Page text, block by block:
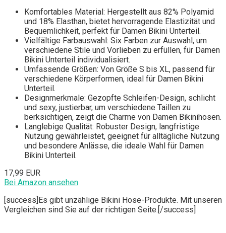
Komfortables Material: Hergestellt aus 82% Polyamid
und 18% Elasthan, bietet hervorragende Elastizität und
Bequemlichkeit, perfekt für Damen Bikini Unterteil.
Vielfältige Farbauswahl: Six Farben zur Auswahl, um
verschiedene Stile und Vorlieben zu erfüllen, für Damen
Bikini Unterteil individualisiert.
Umfassende Größen: Von Größe S bis XL, passend für
verschiedene Körperformen, ideal für Damen Bikini
Unterteil.
Designmerkmale: Gezopfte Schleifen-Design, schlicht
und sexy, justierbar, um verschiedene Taillen zu
berksichtigen, zeigt die Charme von Damen Bikinihosen.
Langlebige Qualität: Robuster Design, langfristige
Nutzung gewährleistet, geeignet für alltägliche Nutzung
und besondere Anlässe, die ideale Wahl für Damen
Bikini Unterteil.
17,99 EUR
Bei Amazon ansehen
[success]Es gibt unzählige Bikini Hose-Produkte. Mit unseren
Vergleichen sind Sie auf der richtigen Seite.[/success]